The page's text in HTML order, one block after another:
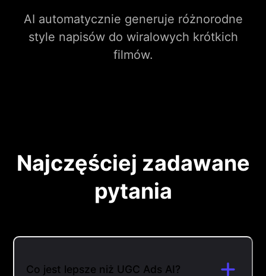
AI automatycznie generuje różnorodne
style napisów do wiralowych krótkich
filmów.
Najczęściej zadawane
pytania
Co jest lepsze niż UGC Ads AI?